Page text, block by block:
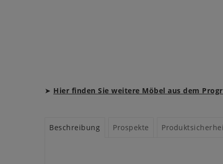
➤ Hier finden Sie weitere Möbel aus dem
Beschreibung Prospekte